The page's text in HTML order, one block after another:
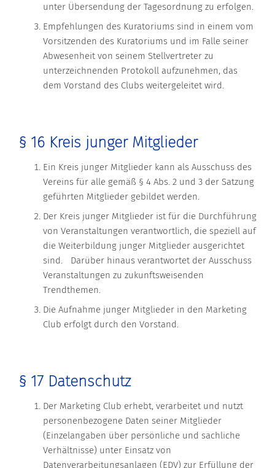
unter Übersendung der Tagesordnung zu erfolgen.
Empfehlungen des Kuratoriums sind in einem vom
Vorsitzenden des Kuratoriums und im Falle seiner
Abwesenheit von seinem Stellvertreter zu
unterzeichnenden Protokoll aufzunehmen, das
dem Vorstand des Clubs weitergeleitet wird.
§ 16 Kreis junger Mitglieder
Ein Kreis junger Mitglieder kann als Ausschuss des
Vereins für alle gemäß § 4 Abs. 2 und 3 der Satzung
geführten Mitglieder gebildet werden.
Der Kreis junger Mitglieder ist für die Durchführung
von Veranstaltungen verantwortlich, die speziell auf
die Weiterbildung junger Mitglieder ausgerichtet
sind. Darüber hinaus verantwortet der Ausschuss
Veranstaltungen zu zukunftsweisenden
Trendthemen.
Die Aufnahme junger Mitglieder in den Marketing
Club erfolgt durch den Vorstand.
§ 17 Datenschutz
Der Marketing Club erhebt, verarbeitet und nutzt
personenbezogene Daten seiner Mitglieder
(Einzelangaben über persönliche und sachliche
Verhältnisse) unter Einsatz von
Datenverarbeitungsanlagen (EDV) zur Erfüllung der